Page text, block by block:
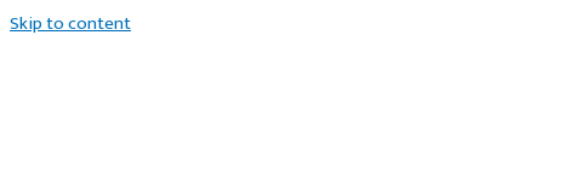
Skip to content